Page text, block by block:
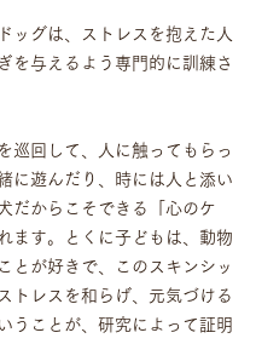
ッグは、ストレスを抱えた人
を与えるよう専門的に訓練さ
巡回して、人に触ってもらっ
に遊んだり、時には人と添い
だからこそできる「心のケ
ます。
とくに子どもは、動物
とが好きで、このスキンシッ
トレスを和らげ、元気づける
うことが、研究によって証明